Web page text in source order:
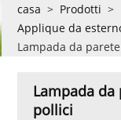
casa > Prodotti >
Applique da
Lampada da
Lampada
pollici